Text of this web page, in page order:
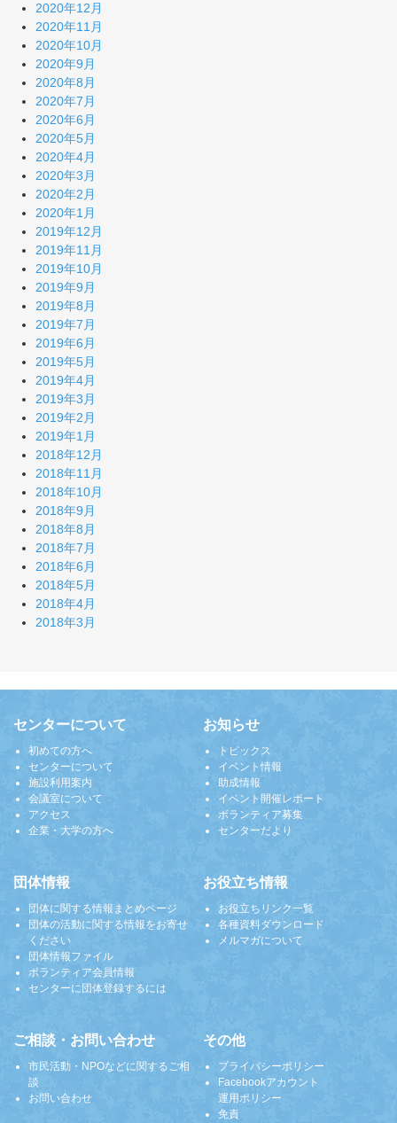
2020年12月
2020年11月
2020年10月
2020年9月
2020年8月
2020年7月
2020年6月
2020年5月
2020年4月
2020年3月
2020年2月
2020年1月
2019年12月
2019年11月
2019年10月
2019年9月
2019年8月
2019年7月
2019年6月
2019年5月
2019年4月
2019年3月
2019年2月
2019年1月
2018年12月
2018年11月
2018年10月
2018年9月
2018年8月
2018年7月
2018年6月
2018年5月
2018年4月
2018年3月
センターについて
初めての方へ
センターについて
施設利用案内
会議室について
アクセス
企業・大学の方へ
お知らせ
トピックス
イベント情報
助成情報
イベント開催レポート
ボランティア募集
センターだより
団体情報
団体に関する情報まとめページ
団体の活動に関する情報をお寄せ
ください
団体情報ファイル
ボランティア会員情報
センターに団体登録するには
お役立ち情報
お役立ちリンク一覧
各種資料ダウンロード
メルマガについて
ご相談・お問い合わせ
市民活動・NPOなどに関するご相
談
お問い合わせ
その他
プライバシーポリシー
Facebookアカウント
運用ポリシー
免責